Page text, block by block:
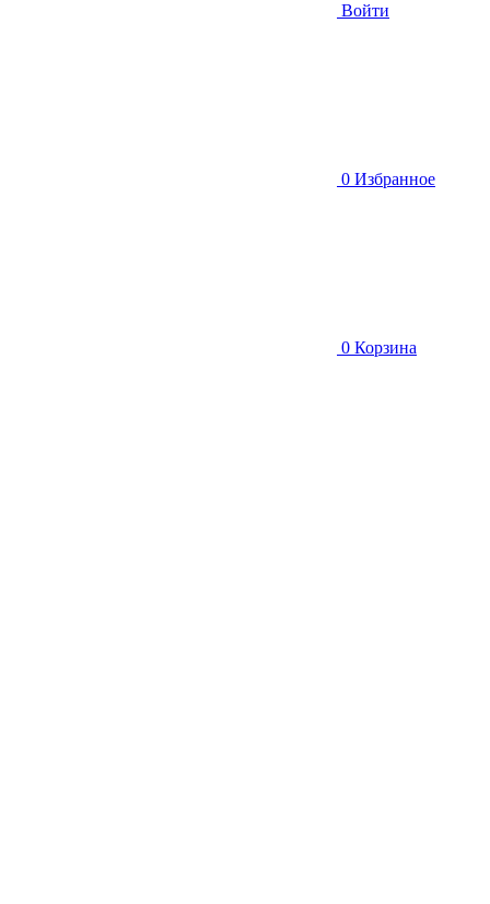
Войти
0 Избранное
0 Корзина